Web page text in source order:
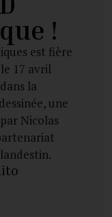
!
est fière
17 avril
la
une
Nicolas